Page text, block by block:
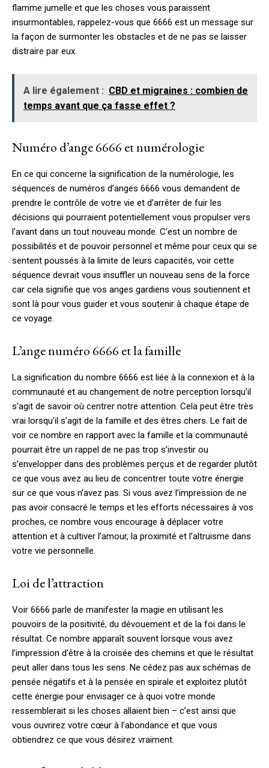
flamme jumelle et que les choses vous paraissent
insurmontables, rappelez-vous que 6666 est un message sur
la façon de surmonter les obstacles et de ne pas se laisser
distraire par eux.
A lire également : CBD et migraines : combien de
temps avant que ça fasse effet ?
Numéro d’ange 6666 et numérologie
En ce qui concerne la signification de la numérologie, les
séquences de numéros d’anges 6666 vous demandent de
prendre le contrôle de votre vie et d’arrêter de fuir les
décisions qui pourraient potentiellement vous propulser vers
l’avant dans un tout nouveau monde. C’est un nombre de
possibilités et de pouvoir personnel et même pour ceux qui se
sentent poussés à la limite de leurs capacités, voir cette
séquence devrait vous insuffler un nouveau sens de la force
car cela signifie que vos anges gardiens vous soutiennent et
sont là pour vous guider et vous soutenir à chaque étape de
ce voyage.
L’ange numéro 6666 et la famille
La signification du nombre 6666 est liée à la connexion et à la
communauté et au changement de notre perception lorsqu’il
s’agit de savoir où centrer notre attention. Cela peut être très
vrai lorsqu’il s’agit de la famille et des êtres chers. Le fait de
voir ce nombre en rapport avec la famille et la communauté
pourrait être un rappel de ne pas trop s’investir ou
s’envelopper dans des problèmes perçus et de regarder plutôt
ce que vous avez au lieu de concentrer toute votre énergie
sur ce que vous n’avez pas. Si vous avez l’impression de ne
pas avoir consacré le temps et les efforts nécessaires à vos
proches, ce nombre vous encourage à déplacer votre
attention et à cultiver l’amour, la proximité et l’altruisme dans
votre vie personnelle.
Loi de l’attraction
Voir 6666 parle de manifester la magie en utilisant les
pouvoirs de la positivité, du dévouement et de la foi dans le
résultat. Ce nombre apparaît souvent lorsque vous avez
l’impression d’être à la croisée des chemins et que le résultat
peut aller dans tous les sens. Ne cédez pas aux schémas de
pensée négatifs et à la pensée en spirale et exploitez plutôt
cette énergie pour envisager ce à quoi votre monde
ressemblerait si les choses allaient bien – c’est ainsi que
vous ouvrirez votre cœur à l’abondance et que vous
obtiendrez ce que vous désirez vraiment.